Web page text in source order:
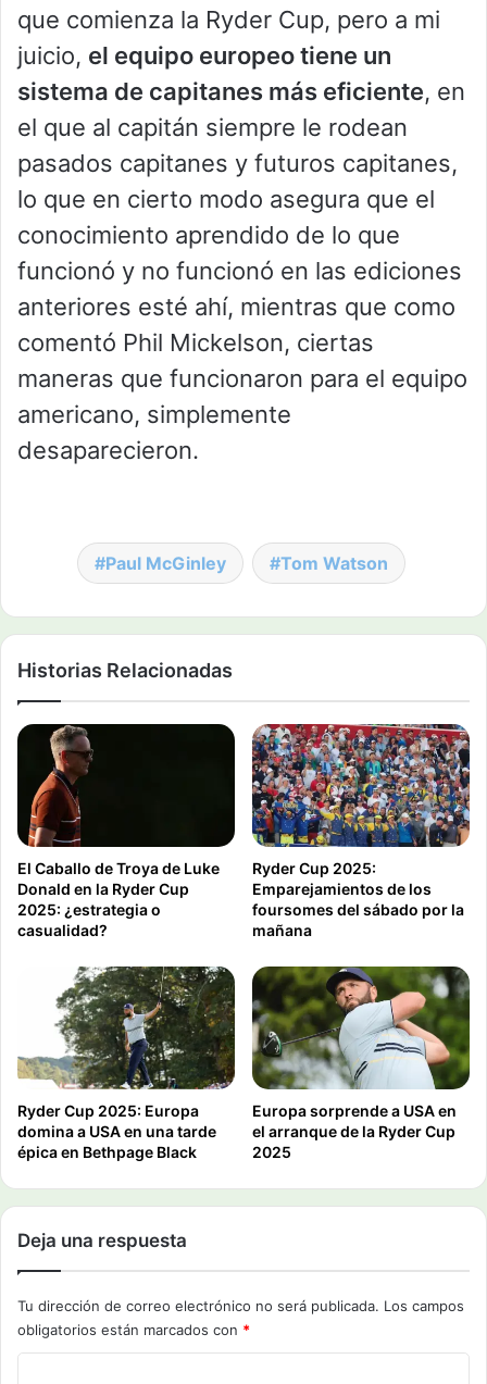
que comienza la Ryder Cup, pero a mi
juicio, el equipo europeo tiene un
sistema de capitanes más eficiente, en
el que al capitán siempre le rodean
pasados capitanes y futuros capitanes,
lo que en cierto modo asegura que el
conocimiento aprendido de lo que
funcionó y no funcionó en las ediciones
anteriores esté ahí, mientras que como
comentó Phil Mickelson, ciertas
maneras que funcionaron para el equipo
americano, simplemente
desaparecieron.
Paul McGinley Tom Watson
Historias Relacionadas
El Caballo de Troya de Luke
Donald en la Ryder Cup
2025: ¿estrategia o
casualidad?
Ryder Cup 2025:
Emparejamientos de los
foursomes del sábado por la
mañana
Ryder Cup 2025: Europa
domina a USA en una tarde
épica en Bethpage Black
Europa sorprende a USA en
el arranque de la Ryder Cup
2025
Deja una respuesta
Tu dirección de correo electrónico no será publicada. Los campos
obligatorios están marcados con *